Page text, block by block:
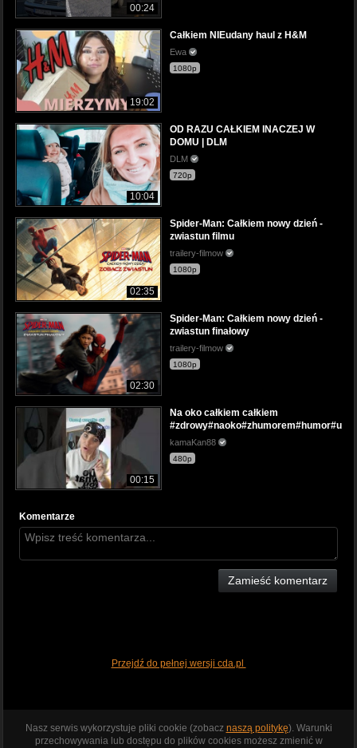
00:24
19:02
Całkiem NIEudany haul z H&M
Ewa
1080p
10:04
OD RAZU CAŁKIEM INACZEJ W
DOMU | DLM
DLM
720p
02:35
Spider-Man: Całkiem nowy dzień -
zwiastun filmu
trailery-filmow
1080p
02:30
Spider-Man: Całkiem nowy dzień -
zwiastun finałowy
trailery-filmow
1080p
00:15
Na oko całkiem całkiem
kamaKan88
480p
Komentarze
Zamieść komentarz
Przejdź do pełnej wersji cda.pl
Nasz serwis wykorzystuje pliki cookie (zobacz naszą politykę). Warunki
przechowywania lub dostępu do plików cookies możesz zmienić w